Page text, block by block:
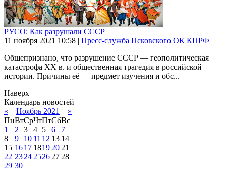
РУСО: Как разрушали СССР
11 ноября 2021 10:58 | Пресс-служба Псковского ОК КПРФ
Общепризнано, что разрушение СССР — геополитическая
катастрофа XX в. и общественная трагедия в российской
истории. Причины её — предмет изучения и обс...
Наверх
Календарь новостей
«
Ноябрь 2021
»
ПнВтСрЧтПтСбВс
1
2 3 4 5 6
7
8
9 10 11 12 13 14
15 1617 1819 20 21
22 2324 2526 27 28
29 30